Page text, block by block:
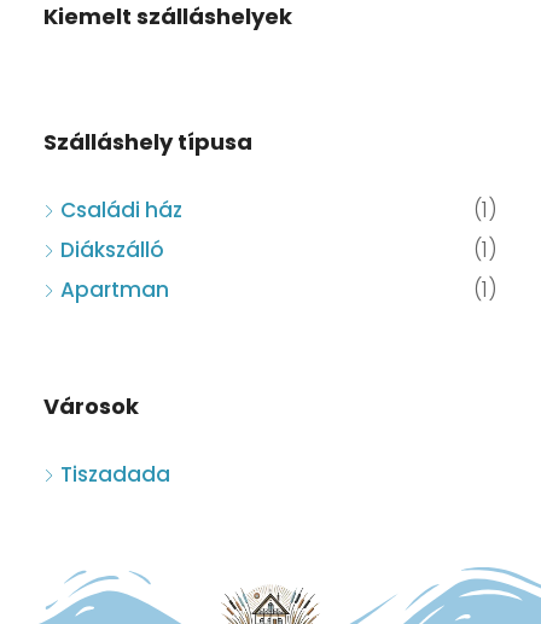
Kiemelt szálláshelyek
Szálláshely típusa
Családi ház
(1)
Diákszálló
(1)
Apartman
(1)
Városok
Tiszadada